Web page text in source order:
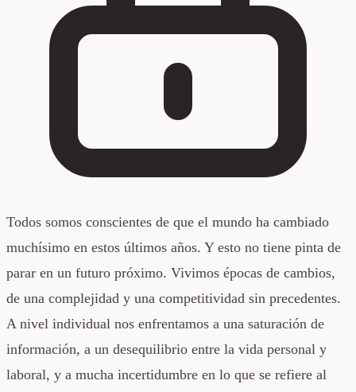
Todos somos conscientes de que el mundo ha cambiado
muchísimo en estos últimos años. Y esto no tiene pinta de
parar en un futuro próximo. Vivimos épocas de cambios,
de una complejidad y una competitividad sin precedentes.
A nivel individual nos enfrentamos a una saturación de
información, a un desequilibrio entre la vida personal y
laboral, y a mucha incertidumbre en lo que se refiere al